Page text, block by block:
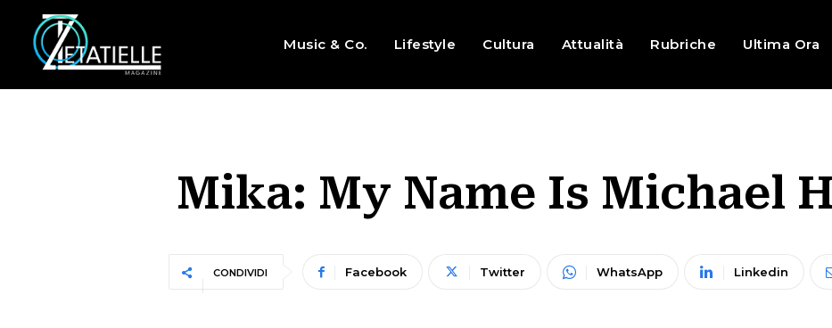
Music & Co. Lifestyle Cultura Attualità Rubriche Ultima Ora
Mika: My Name Is Michael
CONDIVIDI Facebook Twitter WhatsApp Linkedin